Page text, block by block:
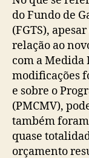
do Fundo de
(FGTS),
relação ao
com a Medida
modificações
e sobre o
(PMCMV),
também
quase
orçamento